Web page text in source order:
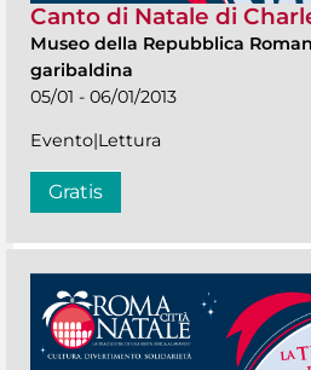
Canto di Natale di
Museo della Repubblica
garibaldina
05/01 - 06/01/2013
Evento|Lettura
Gratis